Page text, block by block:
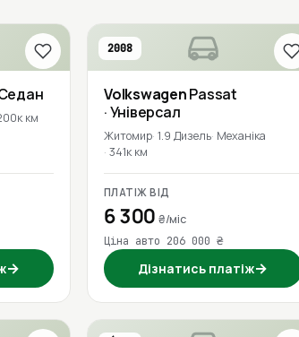
Седан
км
→
2008
VolkswagenPassat
· Універсал
Житомир 1.9 Дизель Механіка
341к км
ПЛАТІЖ ВІД
6 300₴/міс
Ціна авто 206 000 ₴
Дізнатись платіж→